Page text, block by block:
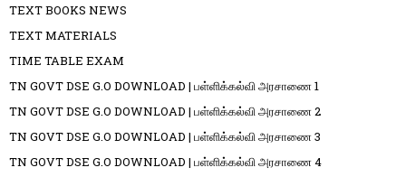
TEXT BOOKS NEWS
TEXT MATERIALS
TIME TABLE EXAM
TN GOVT DSE G.O DOWNLOAD | பள்ளிக்கல்வி அரசாணை 1
TN GOVT DSE G.O DOWNLOAD | பள்ளிக்கல்வி அரசாணை 2
TN GOVT DSE G.O DOWNLOAD | பள்ளிக்கல்வி அரசாணை 3
TN GOVT DSE G.O DOWNLOAD | பள்ளிக்கல்வி அரசாணை 4